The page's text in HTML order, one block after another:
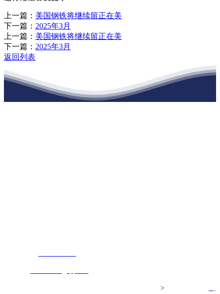
上一篇： 美国钢铁将继续留正在美
下一篇： 2025年3月
上一篇： 美国钢铁将继续留正在美
下一篇： 2025年3月
返回列表
>